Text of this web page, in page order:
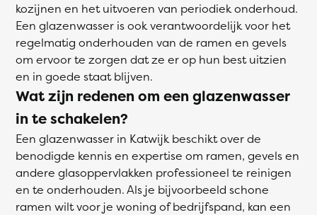
kozijnen en het uitvoeren van periodiek onderhoud.
Een glazenwasser is ook verantwoordelijk voor het
regelmatig onderhouden van de ramen en gevels
om ervoor te zorgen dat ze er op hun best uitzien
en in goede staat blijven.
Wat zijn redenen om een glazenwasser
in te schakelen?
Een glazenwasser in Katwijk beschikt over de
benodigde kennis en expertise om ramen, gevels en
andere glasoppervlakken professioneel te reinigen
en te onderhouden. Als je bijvoorbeeld schone
ramen wilt voor je woning of bedrijfspand, kan een